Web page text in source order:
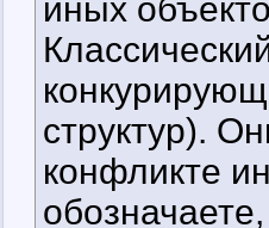
иных
структур).
конфликте